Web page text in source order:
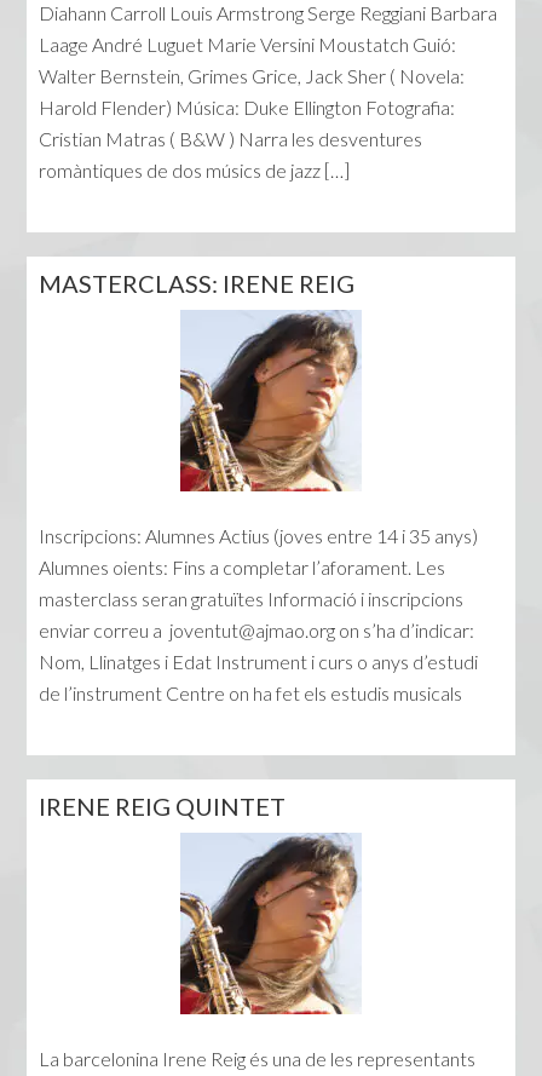
Diahann Carroll Louis Armstrong Serge Reggiani Barbara
Laage André Luguet Marie Versini Moustatch Guió:
Walter Bernstein, Grimes Grice, Jack Sher ( Novela:
Harold Flender) Música: Duke Ellington Fotografia:
Cristian Matras ( B&W ) Narra les desventures
romàntiques de dos músics de jazz […]
MASTERCLASS: IRENE REIG
Inscripcions: Alumnes Actius (joves entre 14 i 35 anys)
Alumnes oients: Fins a completar l’aforament. Les
masterclass seran gratuïtes Informació i inscripcions
enviar correu a joventut@ajmao.org on s’ha d’indicar:
Nom, Llinatges i Edat Instrument i curs o anys d’estudi
de l’instrument Centre on ha fet els estudis musicals
IRENE REIG QUINTET
La barcelonina Irene Reig és una de les representants